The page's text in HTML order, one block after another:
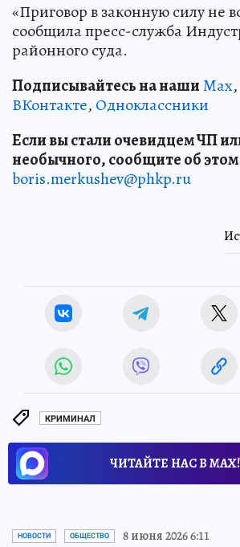
«Приговор в законную силу не
сообщила пресс-служба
районного суда.
Подписывайтесь на нашиMax,
ВКонтакте, Одноклассники
Если вы стали очевидцем ЧП
необычного, сообщите об
boris.merkushev@phkp.ru
КРИМИНАЛ
ЧИТАЙТЕ НАС В МАХ!
НОВОСТИ ОБЩЕСТВО 8 июня 2026 6:11